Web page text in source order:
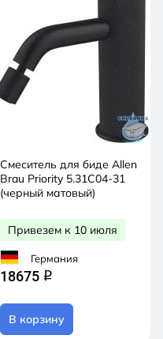
Смеситель для биде Allen
Brau Priority 5.31С04-31
(черный матовый)
Привезем к 10 июля
Германия
18675 q
В корзину